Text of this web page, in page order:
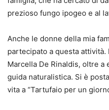
prezioso fungo ipogeo e al
Anche le donne della mia
partecipato a questa
Marcella De Rinaldis, oltre a
guida naturalistica. Si è
vita a “Tartufaio per un